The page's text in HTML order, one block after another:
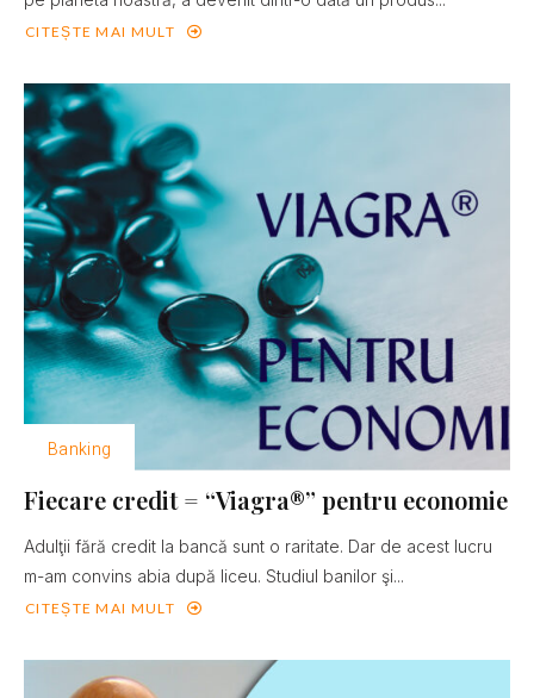
CITEȘTE MAI MULT
Banking
Fiecare credit = “Viagra®” pentru economie
Adulţii fără credit la bancă sunt o raritate. Dar de acest lucru
m-am convins abia după liceu. Studiul banilor şi...
CITEȘTE MAI MULT